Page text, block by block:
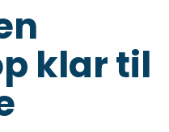
klar til